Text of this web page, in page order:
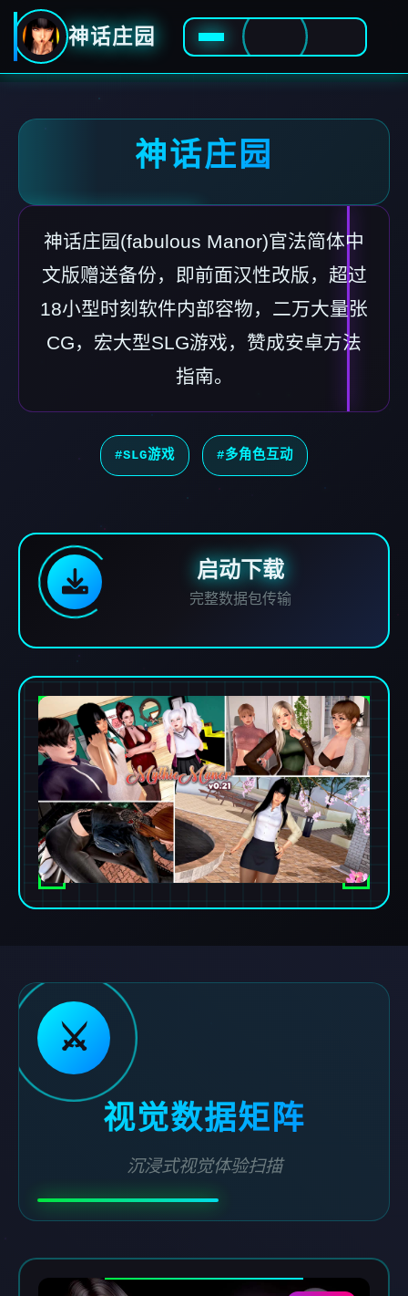
神话庄园
神话庄园
神话庄园(fabulous Manor)官法简体中
文版赠送备份，即前面汉性改版，超过
18小型时刻软件内部容物，二万大量张
CG，宏大型SLG游戏，赞成安卓方法
指南。
#SLG游戏 #多角色互动
启动下载
完整数据包传输
⚔️
视觉数据矩阵
沉浸式视觉体验扫描